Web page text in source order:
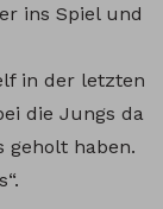
ins Spiel und
in der letzten
die Jungs da
geholt haben.